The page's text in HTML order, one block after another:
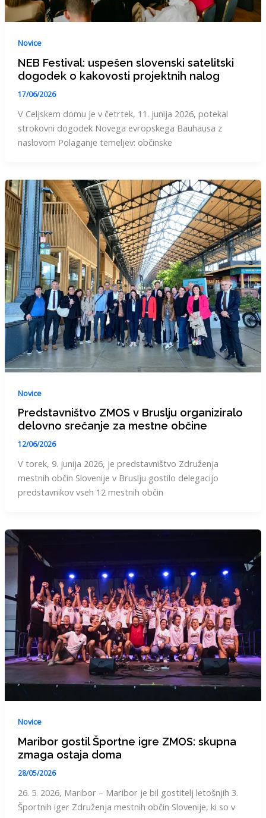
Novice
NEB Festival: uspešen slovenski satelitski
dogodek o kakovosti projektnih nalog
17/06/2026
V Celjskem domu je v četrtek, 11. junija 2026, potekal
strokovni dogodek Novega evropskega Bauhausa z
naslovom Polaganje temeljev: občinske
Novice
Predstavništvo ZMOS v Bruslju organiziralo
delovno srečanje za mestne občine
12/06/2026
V torek, 9. junija 2026, je predstavništvo Združenja
mestnih občin Slovenije v Bruslju gostilo delegacijo
predstavnikov vseh 12 mestnih občin
Novice
Maribor gostil Športne igre ZMOS: skupna
zmaga ostaja doma
28/05/2026
26. 5. 2026, Maribor – Maribor je bil gostitelj letošnjih 3.
Športnih iger Združenja mestnih občin Slovenije, ki so v